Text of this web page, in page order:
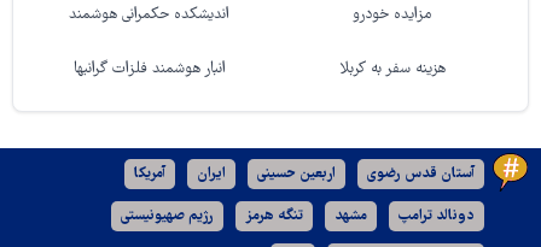
مزایده خودرو اندیشکده حکمرانی هوشمند
هزینه سفر به کربلا انبار هوشمند فلزات گرانبها
آستان قدس رضوی اربعین حسینی ایران آمریکا
دونالد ترامپ مشهد تنگه هرمز رژیم صهیونیستی